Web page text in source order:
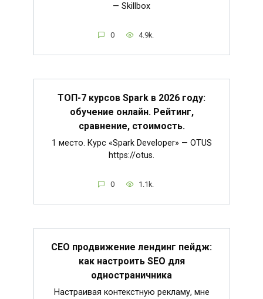
— Skillbox
0 4.9k.
ТОП-7 курсов Spark в 2026 году:
обучение онлайн. Рейтинг,
сравнение, стоимость.
1 место. Курс «Spark Developer» — OTUS
https://otus.
0 1.1k.
СЕО продвижение лендинг пейдж:
как настроить SEO для
одностраничника
Настраивая контекстную рекламу, мне